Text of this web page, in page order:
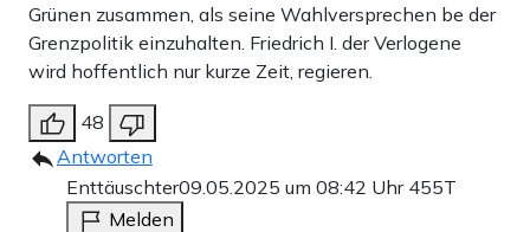
Grünen zusammen, als seine Wahlversprechen be der
Grenzpolitik einzuhalten. Friedrich I. der Verlogene
wird hoffentlich nur kurze Zeit, regieren.
48
Antworten
Enttäuschter09.05.2025 um 08:42 Uhr 455T
Melden